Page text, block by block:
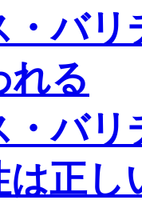
・バ
れる
・バ
は正し